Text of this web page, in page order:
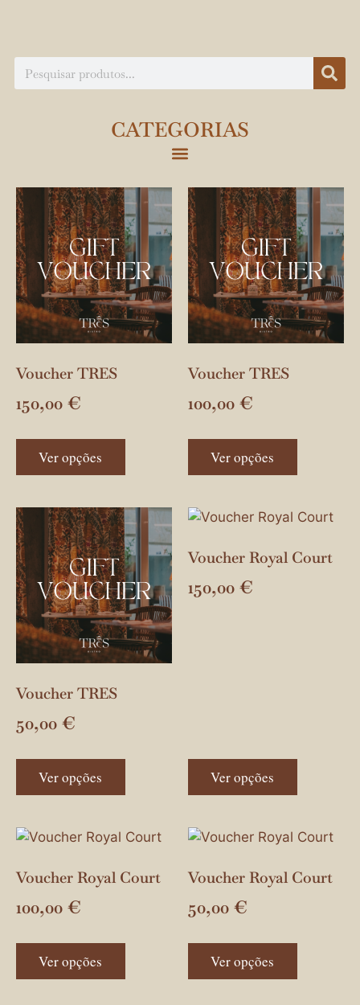
CATEGORIAS
Voucher TRES
150,00 €
Ver opções
Voucher TRES
100,00 €
Ver opções
Voucher TRES
50,00 €
Ver opções
Voucher Royal Court
150,00 €
Ver opções
Voucher Royal Court
100,00 €
Ver opções
Voucher Royal Court
50,00 €
Ver opções